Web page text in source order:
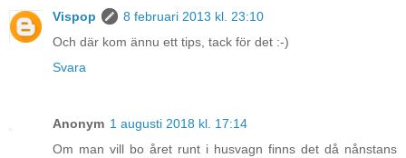
Vispop
8 februari 2013 kl. 23:10
Och där kom ännu ett tips, tack för det :-)
Svara
Anonym 1 augusti 2018 kl. 17:14
Om man vill bo året runt i husvagn finns det då nånstans